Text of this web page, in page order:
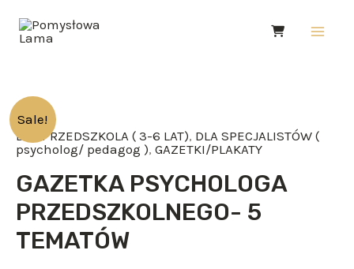
Sale!
DLA PRZEDSZKOLA ( 3-6 LAT), DLA SPECJALISTÓW (
psycholog/ pedagog ), GAZETKI/PLAKATY
GAZETKA PSYCHOLOGA
PRZEDSZKOLNEGO- 5
TEMATÓW
ilość
GAZETKA
PRZEDSZKOLNEGO-
5
TEMATÓW